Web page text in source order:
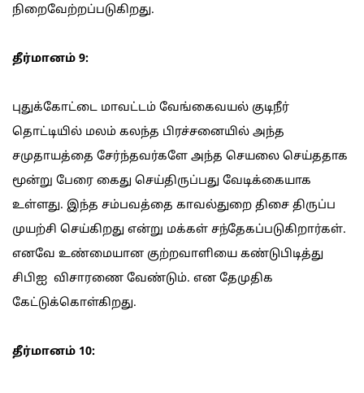
நிறைவேற்றப்படுகிறது.
தீர்மானம் 9:
புதுக்கோட்டை மாவட்டம் வேங்கைவயல் குடிநீர்
தொட்டியில் மலம் கலந்த பிரச்சனையில் அந்த
சமுதாயத்தை சேர்ந்தவர்களே அந்த செயலை செய்ததாக
மூன்று பேரை கைது செய்திருப்பது வேடிக்கையாக
உள்ளது. இந்த சம்பவத்தை காவல்துறை திசை திருப்ப
முயற்சி செய்கிறது என்று மக்கள் சந்தேகப்படுகிறார்கள்.
எனவே உண்மையான குற்றவாளியை கண்டுபிடித்து
சிபிஐ விசாரணை வேண்டும். என தேமுதிக
கேட்டுக்கொள்கிறது.
தீர்மானம் 10: